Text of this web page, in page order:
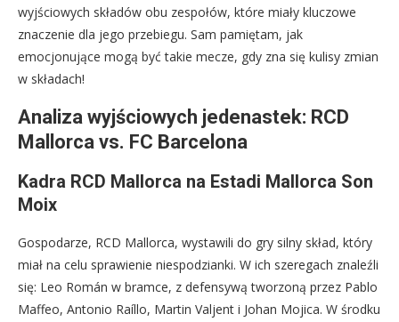
wyjściowych składów obu zespołów, które miały kluczowe
znaczenie dla jego przebiegu. Sam pamiętam, jak
emocjonujące mogą być takie mecze, gdy zna się kulisy zmian
w składach!
Analiza wyjściowych jedenastek: RCD
Mallorca vs. FC Barcelona
Kadra RCD Mallorca na Estadi Mallorca Son
Moix
Gospodarze, RCD Mallorca, wystawili do gry silny skład, który
miał na celu sprawienie niespodzianki. W ich szeregach znaleźli
się: Leo Román w bramce, z defensywą tworzoną przez Pablo
Maffeo, Antonio Raíllo, Martin Valjent i Johan Mojica. W środku